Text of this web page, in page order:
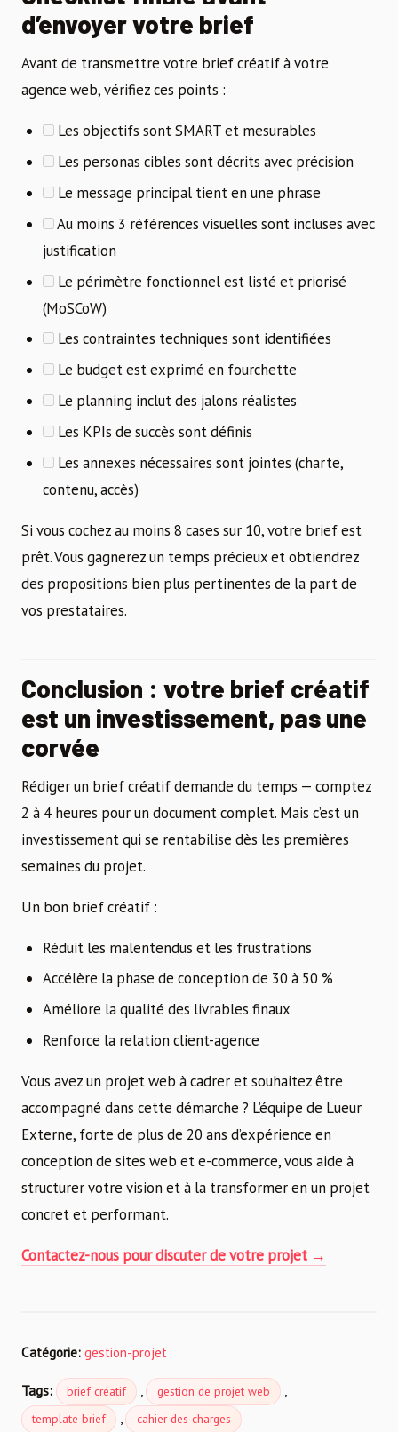
d’envoyer votre brief
Avant de transmettre votre brief créatif à votre
agence web, vérifiez ces points :
Les objectifs sont SMART et mesurables
Les personas cibles sont décrits avec précision
Le message principal tient en une phrase
Au moins 3 références visuelles sont incluses avec
justification
Le périmètre fonctionnel est listé et priorisé
(MoSCoW)
Les contraintes techniques sont identifiées
Le budget est exprimé en fourchette
Le planning inclut des jalons réalistes
Les KPIs de succès sont définis
Les annexes nécessaires sont jointes (charte,
contenu, accès)
Si vous cochez au moins 8 cases sur 10, votre brief est
prêt. Vous gagnerez un temps précieux et obtiendrez
des propositions bien plus pertinentes de la part de
vos prestataires.
Conclusion : votre brief créatif
est un investissement, pas une
corvée
Rédiger un brief créatif demande du temps — comptez
2 à 4 heures pour un document complet. Mais c’est un
investissement qui se rentabilise dès les premières
semaines du projet.
Un bon brief créatif :
Réduit les malentendus et les frustrations
Accélère la phase de conception de 30 à 50 %
Améliore la qualité des livrables finaux
Renforce la relation client-agence
Vous avez un projet web à cadrer et souhaitez être
accompagné dans cette démarche ? L’équipe de Lueur
Externe, forte de plus de 20 ans d’expérience en
conception de sites web et e-commerce, vous aide à
structurer votre vision et à la transformer en un projet
concret et performant.
Contactez-nous pour discuter de votre projet →
Catégorie: gestion-projet
Tags: brief créatif , gestion de projet web ,
template brief , cahier des charges